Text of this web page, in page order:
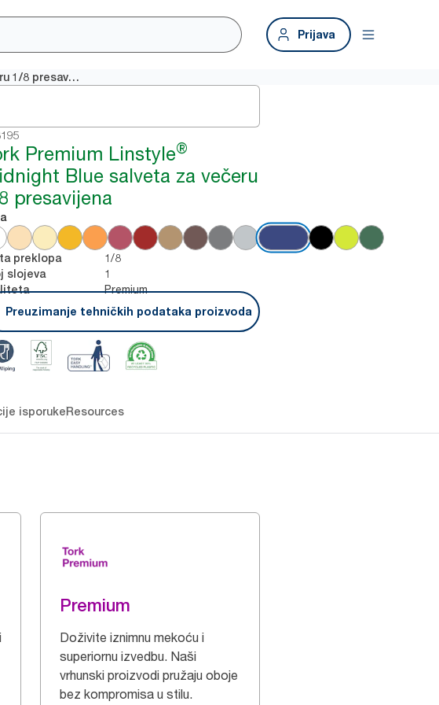
Prijava
Tork Premium Linstyle® Midnight Blue salveta za večeru 1/8 presavijena
Premium Linstyle®
Blue salveta za večeru
presavijena
preklopa 1/8
slojeva 1
Premium
Preuzimanje tehničkih podataka proizvoda
isporukeResources
Premium
Doživite iznimnu mekoću i
superiornu izvedbu. Naši
vrhunski proizvodi pružaju oboje
bez kompromisa u stilu.